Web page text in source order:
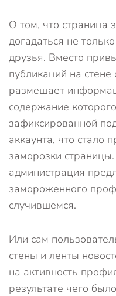
О том, что страница
догадаться не
друзья. Вместо
публикаций на стене
размещает
содержание
зафиксированной
аккаунта, что стало
заморозки
администрация
замороженного
случившемся.
Или сам
стены и ленты
на активность
результате чего